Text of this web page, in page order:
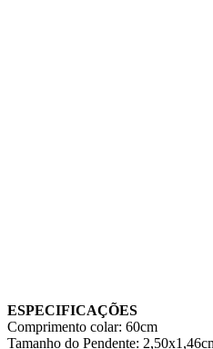
ESPECIFICAÇÕES
Comprimento colar: 60cm
Tamanho do Pendente: